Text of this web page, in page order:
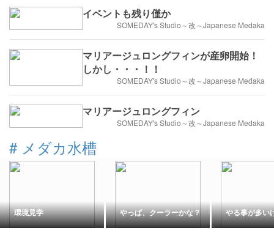
イベントも残り僅か
SOMEDAY's Studio～改～Japanese Medaka
マリアージュロングフィンが産卵開始！
しかし・・・！！
SOMEDAY's Studio～改～Japanese Medaka
マリアージュロングフィン
SOMEDAY's Studio～改～Japanese Medaka
# メダカ水槽
環境見学 やっぱ、クーラーかな？ やる事が多い